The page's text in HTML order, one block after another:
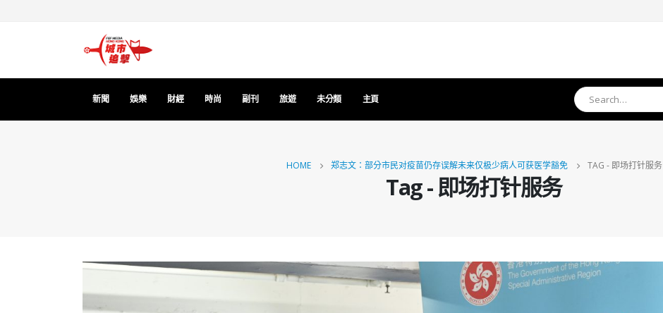
新聞 娛樂 財經 時尚 副刊 旅遊 未分類 主頁
HOME 郑志文：部分市民对疫苗仍存误解未来仅极少病人可获医学豁免 TAG - 即场打针服务
Tag - 即场打针服务